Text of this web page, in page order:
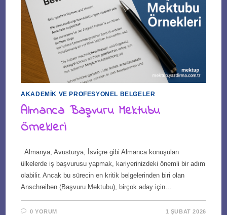
AKADEMIK VE PROFESYONEL BELGELER
Almanca Başvuru Mektubu
Örnekleri
Almanya, Avusturya, İsviçre gibi Almanca konuşulan
ülkelerde iş başvurusu yapmak, kariyerinizdeki önemli bir adım
olabilir. Ancak bu sürecin en kritik belgelerinden biri olan
Anschreiben (Başvuru Mektubu), birçok aday için…
0 YORUM 1 ŞUBAT 2026